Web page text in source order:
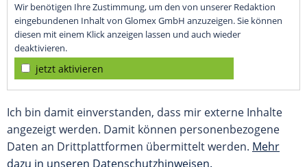
Wir benötigen Ihre Zustimmung, um den von unserer Redaktion
eingebundenen Inhalt von Glomex GmbH anzuzeigen. Sie können
diesen mit einem Klick anzeigen lassen und auch wieder
deaktivieren.
jetzt aktivieren
Ich bin damit einverstanden, dass mir externe Inhalte
angezeigt werden. Damit können personenbezogene
Daten an Drittplattformen übermittelt werden. Mehr
dazu in unseren Datenschutzhinweisen.